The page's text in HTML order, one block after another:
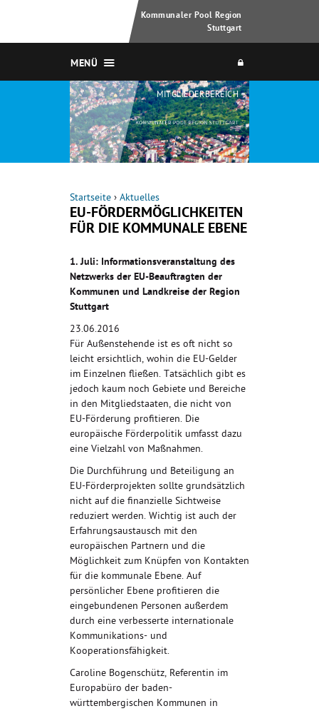
Kommunaler Pool Region
Stuttgart
MITGLIEDERBEREICH
MENÜ
Startseite › Aktuelles
EU-FÖRDERMÖGLICHKEITEN
FÜR DIE KOMMUNALE EBENE
1. Juli: Informationsveranstaltung des
Netzwerks der EU-Beauftragten der
Kommunen und Landkreise der Region
Stuttgart
23.06.2016
Für Außenstehende ist es oft nicht so
leicht ersichtlich, wohin die EU-Gelder
im Einzelnen fließen. Tatsächlich gibt es
jedoch kaum noch Gebiete und Bereiche
in den Mitgliedstaaten, die nicht von
EU-Förderung profitieren. Die
europäische Förderpolitik umfasst dazu
eine Vielzahl von Maßnahmen.
Die Durchführung und Beteiligung an
EU-Förderprojekten sollte grundsätzlich
nicht auf die finanzielle Sichtweise
reduziert werden. Wichtig ist auch der
Erfahrungsaustausch mit den
europäischen Partnern und die
Möglichkeit zum Knüpfen von Kontakten
für die kommunale Ebene. Auf
persönlicher Ebene profitieren die
eingebundenen Personen außerdem
durch eine verbesserte internationale
Kommunikations- und
Kooperationsfähigkeit.
Caroline Bogenschütz, Referentin im
Europabüro der baden-
württembergischen Kommunen in